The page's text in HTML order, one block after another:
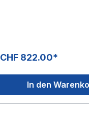
CHF 822.00*
In den